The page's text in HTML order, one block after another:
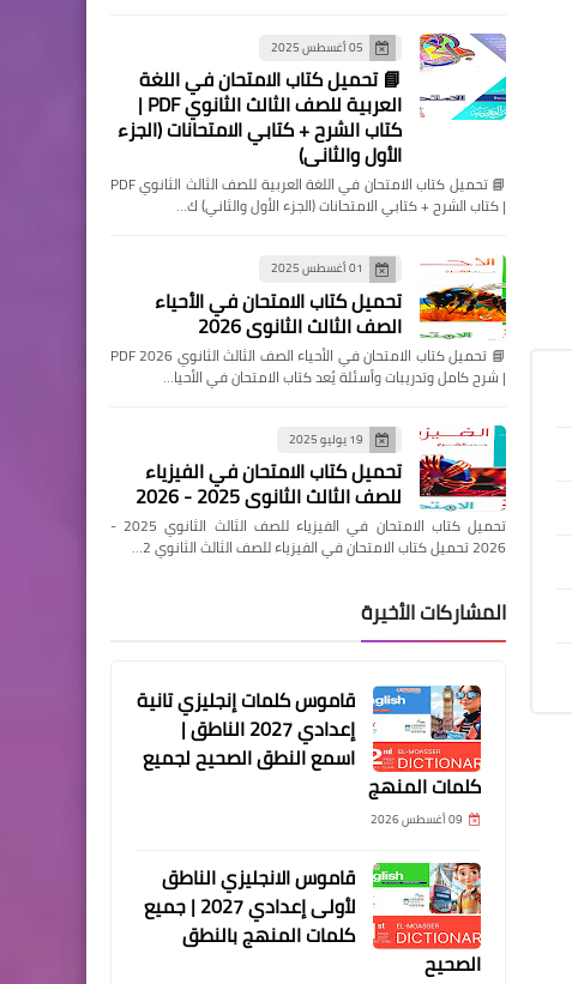
05 أغسطس 2025
📘 تحميل كتاب الامتحان في اللغة
العربية للصف الثالث الثانوي PDF |
كتاب الشرح + كتابي الامتحانات (الجزء
الأول والثاني)
📘 تحميل كتاب الامتحان في اللغة العربية للصف الثالث الثانوي PDF
| كتاب الشرح + كتابي الامتحانات (الجزء الأول والثاني) ك…
01 أغسطس 2025
تحميل كتاب الامتحان في الأحياء
الصف الثالث الثانوي 2026
📘 تحميل كتاب الامتحان في الأحياء الصف الثالث الثانوي 2026 PDF
| شرح كامل وتدريبات وأسئلة يُعد كتاب الامتحان في الأحيا…
19 يوليو 2025
تحميل كتاب الامتحان في الفيزياء
للصف الثالث الثانوي 2025 - 2026
تحميل كتاب الامتحان في الفيزياء للصف الثالث الثانوي 2025 -
2026 تحميل كتاب الامتحان في الفيزياء للصف الثالث الثانوي 2…
المشاركات الأخيرة
قاموس كلمات إنجليزي تانية
إعدادي 2027 الناطق |
اسمع النطق الصحيح لجميع
كلمات المنهج
09 أغسطس 2026
قاموس الانجليزي الناطق
لأولى إعدادي 2027 | جميع
كلمات المنهج بالنطق
الصحيح